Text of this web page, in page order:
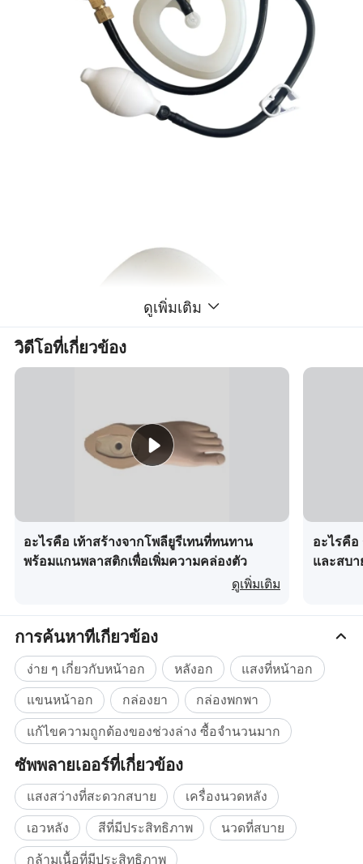
ดูเพิ่มเติม
วิดีโอที่เกี่ยวข้อง
อะไรคือ เท้าสร้างจากโพลียูรีเทนที่ทนทาน
พร้อมแกนพลาสติกเพื่อเพิ่มความคล่องตัว
ดูเพิ่มเติม
อะไรคือ
และสบา
การค้นหาที่เกี่ยวข้อง
ง่าย ๆ เกี่ยวกับหน้าอก หลังอก
แสงที่หน้าอก
แขนหน้าอก
กล่องยา
กล่องพกพา
แก้ไขความถูกต้องของช่วงล่าง ซื้อจำนวนมาก
ซัพพลายเออร์ที่เกี่ยวข้อง
แสงสว่างที่สะดวกสบาย
เครื่องนวดหลัง
เอวหลัง
สีที่มีประสิทธิภาพ
นวดที่สบาย
กล้ามเนื้อที่มีประสิทธิภาพ